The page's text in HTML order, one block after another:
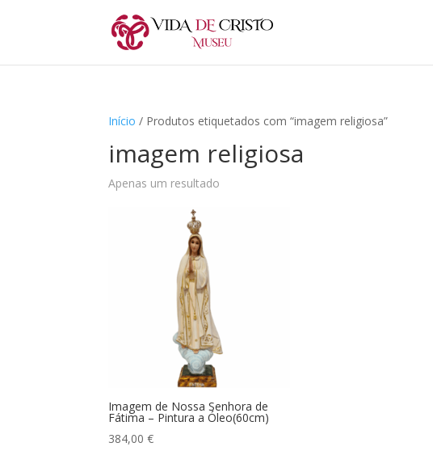
Início / Produtos etiquetados com “imagem religiosa”
imagem religiosa
Apenas um resultado
Imagem de Nossa Senhora de
Fátima – Pintura a Óleo(60cm)
384,00€